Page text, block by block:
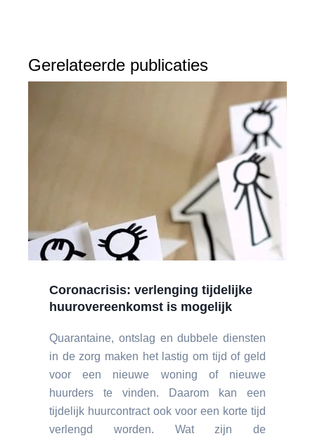
Gerelateerde publicaties
Coronacrisis: verlenging tijdelijke
huurovereenkomst is mogelijk
Quarantaine, ontslag en dubbele diensten
in de zorg maken het lastig om tijd of geld
voor een nieuwe woning of nieuwe
huurders te vinden. Daarom kan een
tijdelijk huurcontract ook voor een korte tijd
verlengd worden. Wat zijn de